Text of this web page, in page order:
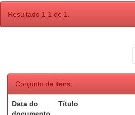
Resultado 1-1 de 1.
Conjunto de itens:
Data do
Título